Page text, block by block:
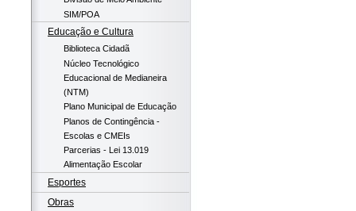
SIM/POA
Educação e Cultura
Biblioteca Cidadã
Núcleo Tecnológico
Educacional de Medianeira
(NTM)
Plano Municipal de Educação
Planos de Contingência -
Escolas e CMEIs
Parcerias - Lei 13.019
Alimentação Escolar
Esportes
Obras